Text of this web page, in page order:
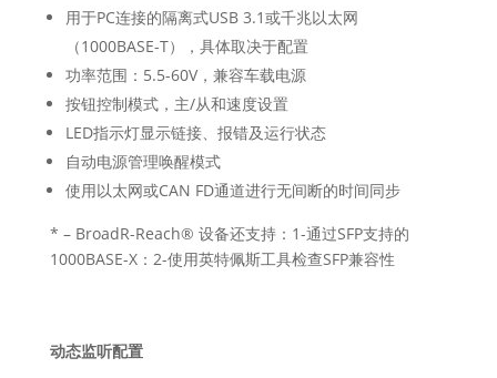
用于PC连接的隔离式USB 3.1或千兆以太网
（1000BASE-T），具体取决于配置
功率范围：5.5-60V，兼容车载电源
按钮控制模式，主/从和速度设置
LED指示灯显示链接、报错及运行状态
自动电源管理唤醒模式
使用以太网或CAN FD通道进行无间断的时间同步
* – BroadR-Reach® 设备还支持：1-通过SFP支持的
1000BASE-X：2-使用英特佩斯工具检查SFP兼容性
动态监听配置